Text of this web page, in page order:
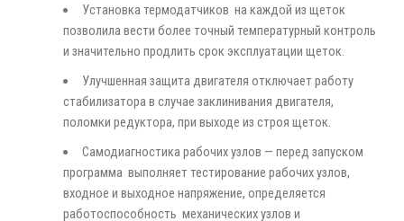
Установка термодатчиков на каждой из щеток
позволила вести более точный температурный контроль
и значительно продлить срок эксплуатации щеток.
Улучшенная защита двигателя отключает работу
стабилизатора в случае заклинивания двигателя,
поломки редуктора, при выходе из строя щеток.
Самодиагностика рабочих узлов — перед запуском
программа выполняет тестирование рабочих узлов,
входное и выходное напряжение, определяется
работоспособность механических узлов и